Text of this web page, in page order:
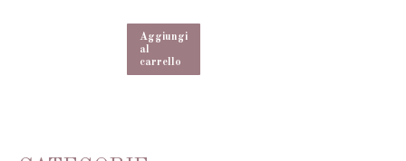
Aggiungi
al
carrello